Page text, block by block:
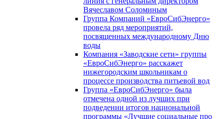
Вячеславом Соломиным
Группа Компаний «ЕвроСибЭнерго»
провела ряд мероприятий,
посвященных международному Дню
воды
Компания «Заводские сети» группы
«ЕвроСибЭнерго» расскажет
нижегородским школьникам о
процессе производства питьевой вод
Группа «ЕвроСибЭнерго» была
отмечена одной из лучших при
подведении итогов национальной
программы «Лучшие социальные про